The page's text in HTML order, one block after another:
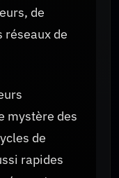
de
de
mystère des
de
rapides